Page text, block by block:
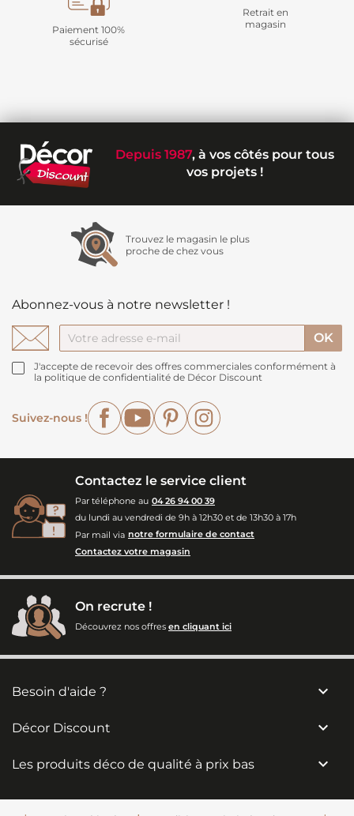
Paiement 100%
sécurisé
Retrait en
magasin
Depuis 1987, à vos côtés pour tous
vos projets !
Trouvez le magasin le plus
proche de chez vous
Abonnez-vous à notre newsletter !
J'accepte de recevoir des offres commerciales conformément à
la politique de confidentialité de Décor Discount
Suivez-nous !
FacebookYouTubePinterest
Contactez le service client
Par téléphone au 04 26 94 00 39
du lundi au vendredi de 9h à 12h30 et de 13h30 à 17h
Par mail via notre formulaire de contact
Contactez votre magasin
On recrute !
Découvrez nos offres en cliquant ici
Besoin d'aide ? 
Décor Discount 
Les produits déco de qualité à prix bas 